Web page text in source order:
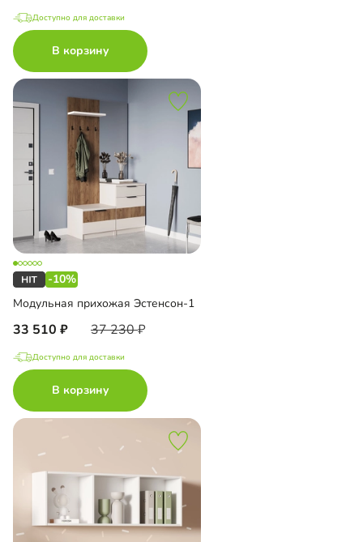
Доступно для доставки
В корзину
-10%
Модульная прихожая Эстенсон-1
33 510 37 230
Доступно для доставки
В корзину